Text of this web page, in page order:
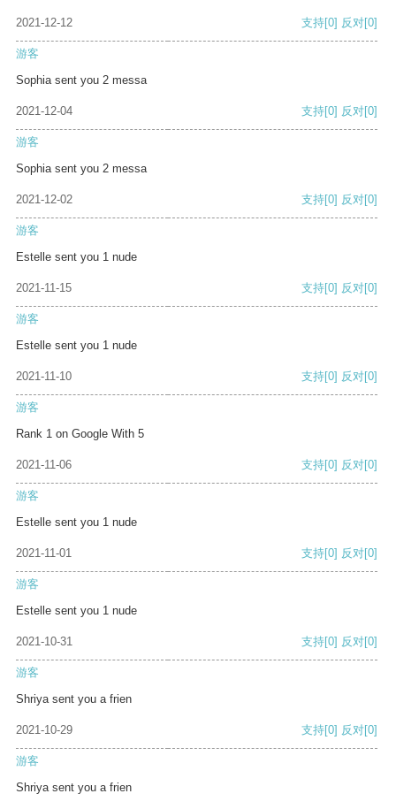
2021-12-12 支持[0] 反对[0]
游客
Sophia sent you 2 messa
2021-12-04 支持[0] 反对[0]
游客
Sophia sent you 2 messa
2021-12-02 支持[0] 反对[0]
游客
Estelle sent you 1 nude
2021-11-15 支持[0] 反对[0]
游客
Estelle sent you 1 nude
2021-11-10 支持[0] 反对[0]
游客
Rank 1 on Google With 5
2021-11-06 支持[0] 反对[0]
游客
Estelle sent you 1 nude
2021-11-01 支持[0] 反对[0]
游客
Estelle sent you 1 nude
2021-10-31 支持[0] 反对[0]
游客
Shriya sent you a frien
2021-10-29 支持[0] 反对[0]
游客
Shriya sent you a frien